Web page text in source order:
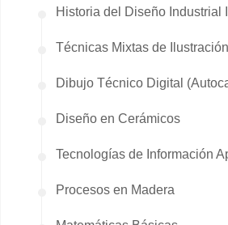
Historia del Diseño Industrial I
Técnicas Mixtas de Ilustración
Dibujo Técnico Digital
Diseño en Cerámicos
Tecnologías de Información
Procesos en Madera